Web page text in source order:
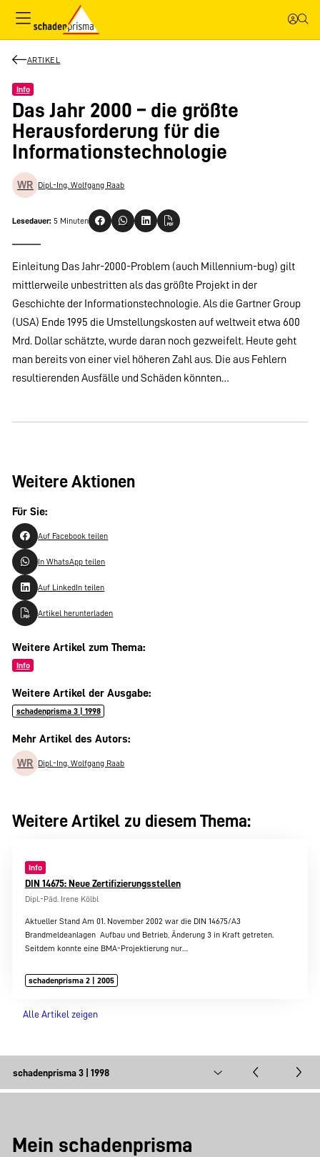
ARTIKEL
Info
Das Jahr 2000 – die größte
Herausforderung für die
Informationstechnologie
WR Dipl.-Ing. Wolfgang Raab
Lesedauer: 5 Minuten
Einleitung Das Jahr-2000-Problem (auch Millennium-bug) gilt
mittlerweile unbestritten als das größte Projekt in der
Geschichte der Informationstechnologie. Als die Gartner Group
(USA) Ende 1995 die Umstellungskosten auf weltweit etwa 600
Mrd. Dollar schätzte, wurde daran noch gezweifelt. Heute geht
man bereits von einer viel höheren Zahl aus. Die aus Fehlern
resultierenden Ausfälle und Schäden könnten…
Weitere Aktionen
Für Sie:
Auf Facebook teilen
In WhatsApp teilen
Auf LinkedIn teilen
Artikel herunterladen
Weitere Artikel zum Thema:
Info
Weitere Artikel der Ausgabe:
schadenprisma 3 | 1998
Mehr Artikel des Autors:
WR Dipl.-Ing. Wolfgang Raab
Weitere Artikel zu diesem Thema:
Info
DIN 14675: Neue Zertifizierungsstellen
Dipl.-Päd. Irene Kölbl
Aktueller Stand Am 01. November 2002 war die DIN 14675/A3
Brandmeldeanlagen  Aufbau und Betrieb, Änderung 3 in Kraft getreten.
Seitdem konnte eine BMA-Projektierung nur…
schadenprisma 2 | 2005
Alle Artikel zeigen
Mein schadenprisma